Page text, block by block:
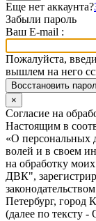
Еще нет аккаунта?
Забыли пароль
Ваш E-mail :
Пожалуйста,
вышлем на него
Восстановить
×
Согласие на
Настоящим в
«О персональных
волей и в своем
на обработку
ДВК",
Петербург, город
(далее по тексту -